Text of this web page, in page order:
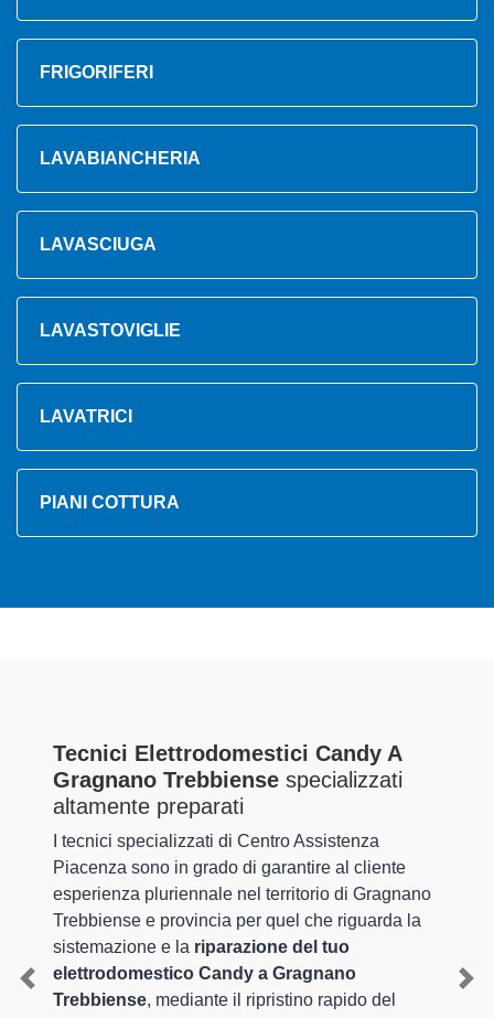
FRIGORIFERI
LAVABIANCHERIA
LAVASCIUGA
LAVASTOVIGLIE
LAVATRICI
PIANI COTTURA
Tecnici Elettrodomestici Candy A
Gragnano Trebbiense specializzati
altamente preparati
I tecnici specializzati di Centro Assistenza
Piacenza sono in grado di garantire al cliente
esperienza pluriennale nel territorio di Gragnano
Trebbiense e provincia per quel che riguarda la
sistemazione e la riparazione del tuo
elettrodomestico Candy a Gragnano
Trebbiense, mediante il ripristino rapido del
Previous